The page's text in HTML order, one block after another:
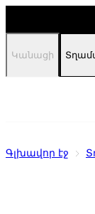
Կանացի
Գլխավոր էջ